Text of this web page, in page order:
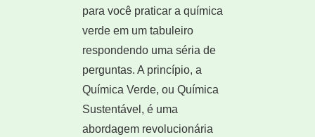
para você praticar a química
verde em um tabuleiro
respondendo uma séria de
perguntas. A princípio, a
Química Verde, ou Química
Sustentável, é uma
abordagem revolucionária